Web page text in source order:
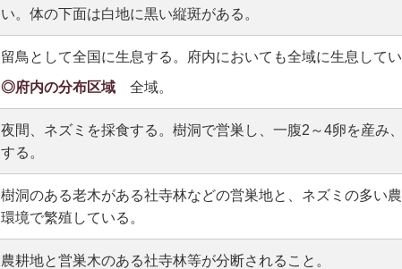
い。体の下面は白地に黒い縦斑がある。
留鳥として全国に生息する。府内においても全域に生息してい
◎府内の分布区域 全域。
夜間、ネズミを採食する。樹洞で営巣し、一腹2～4卵を産み
する。
樹洞のある老木がある社寺林などの営巣地と、ネズミの多い
環境で繁殖している。
農耕地と営巣木のある社寺林等が分断されること。